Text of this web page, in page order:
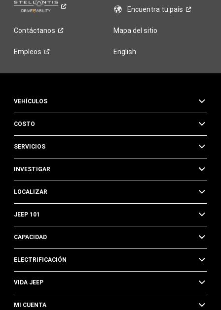
Encuentra tupaís
Contáctanos Mapa del sitio
Empleos English
VEHÍCULOS
COSTO
SERVICIOS
INVESTIGAR
LOCALIZAR
JEEP 101
CAPACIDAD
ELECTRIFICACIÓN
VIDA JEEP
MI CUENTA